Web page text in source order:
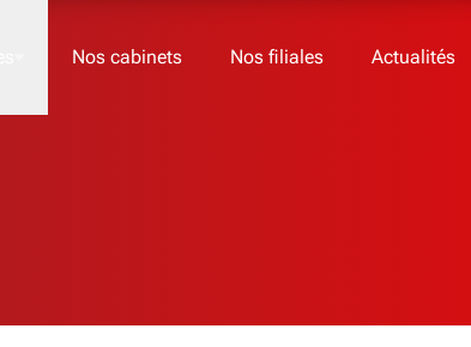
Nos cabinets Nos filiales Actualités